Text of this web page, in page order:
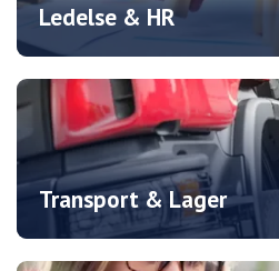
Ledelse & HR
Transport & Lager